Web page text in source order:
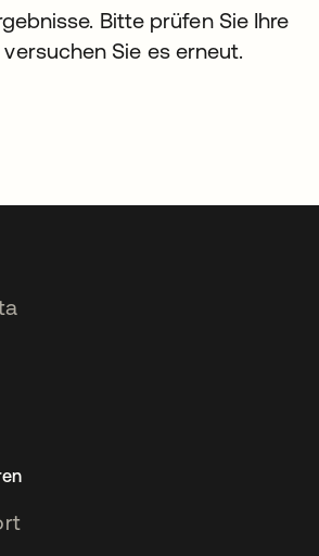
Bitte prüfen Sie Ihre
Sie es erneut.